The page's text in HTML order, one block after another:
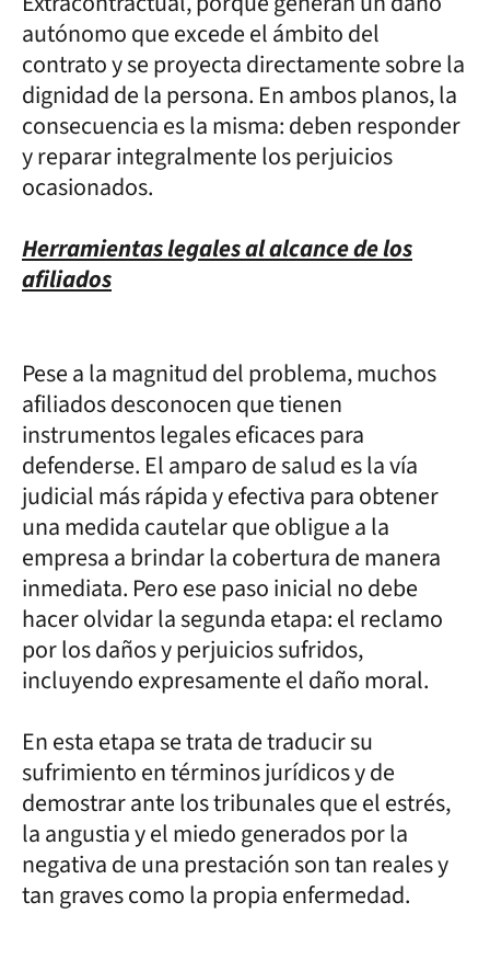
autónomo que excede el ámbito del
contrato y se proyecta directamente sobre la
dignidad de la persona. En ambos planos, la
consecuencia es la misma: deben responder
y reparar integralmente los perjuicios
ocasionados.
Herramientas legales al alcance de los
afiliados
Pese a la magnitud del problema, muchos
afiliados desconocen que tienen
instrumentos legales eficaces para
defenderse. El amparo de salud es la vía
judicial más rápida y efectiva para obtener
una medida cautelar que obligue a la
empresa a brindar la cobertura de manera
inmediata. Pero ese paso inicial no debe
hacer olvidar la segunda etapa: el reclamo
por los daños y perjuicios sufridos,
incluyendo expresamente el daño moral.
En esta etapa se trata de traducir su
sufrimiento en términos jurídicos y de
demostrar ante los tribunales que el estrés,
la angustia y el miedo generados por la
negativa de una prestación son tan reales y
tan graves como la propia enfermedad.